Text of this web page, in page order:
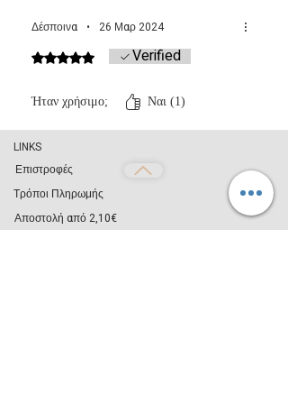
το wax melt να γίνει πάλι κρύο και να πήξει.
Δέσποινα • 26 Μαρ 2024
Βαθμολογήθηκε με 5 από 5 αστέρια.
Verified
Ήταν χρήσιμο; Ναι (1)
LINKS
Επιστροφές
Τρόποι Πληρωμής
Αποστολή από 2,10€